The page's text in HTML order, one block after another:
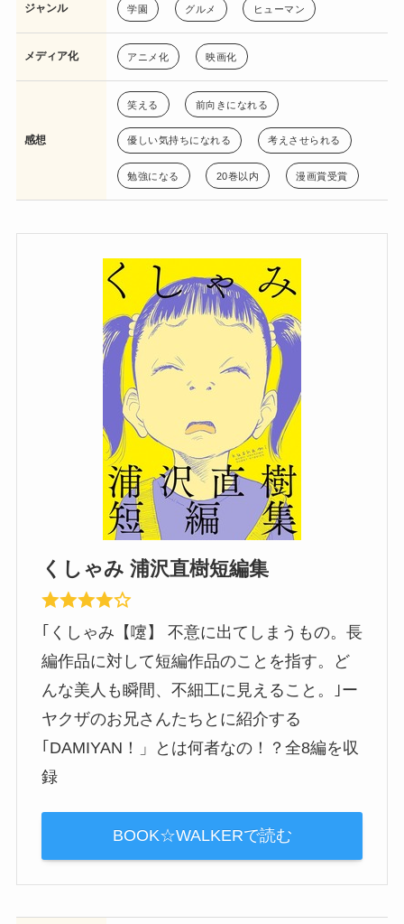
ジャンル 学園 グルメ ヒューマン
メディア化 アニメ化 映画化
感想
笑える 前向きになれる
優しい気持ちになれる 考えさせられる
勉強になる 20巻以内 漫画賞受賞
くしゃみ 浦沢直樹短編集
｢くしゃみ【嚔】 不意に出てしまうもの。長
編作品に対して短編作品のことを指す。ど
んな美人も瞬間、不細工に見えること。｣ー
ヤクザのお兄さんたちとに紹介する
｢DAMIYAN！」とは何者なの！？全8編を収
録
BOOK☆WALKERで読む